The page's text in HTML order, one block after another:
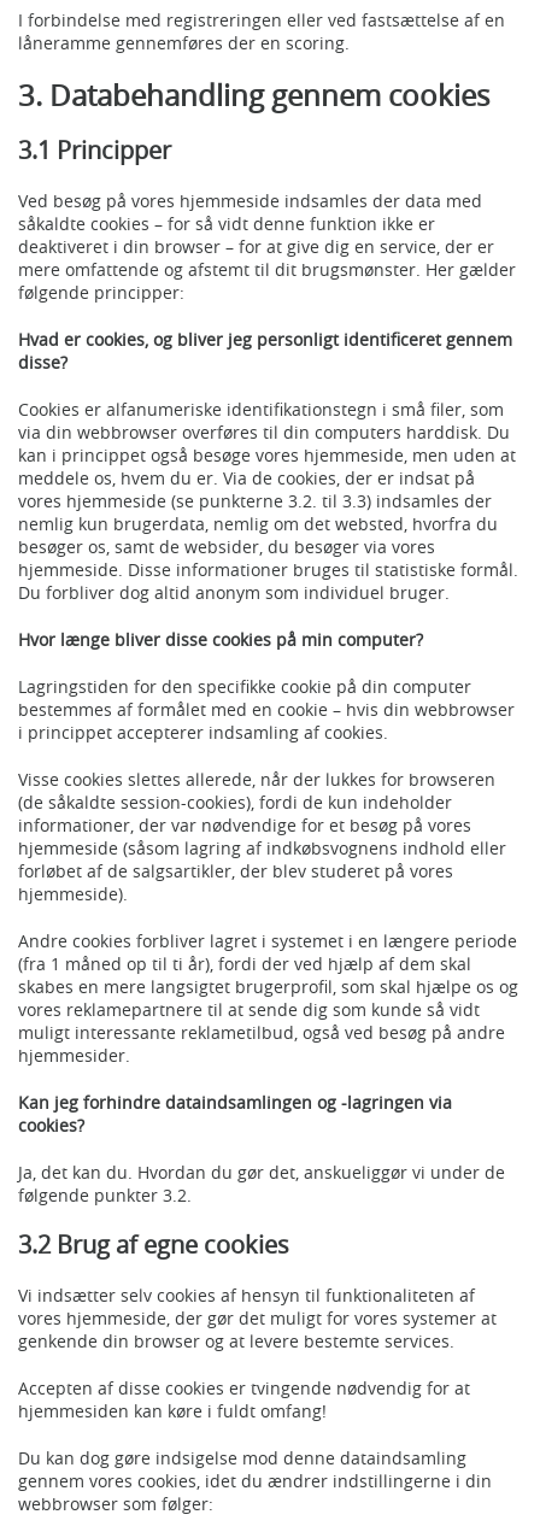
I forbindelse med registreringen eller ved fastsættelse af en
låneramme gennemføres der en scoring.
3. Databehandling gennem cookies
3.1 Principper
Ved besøg på vores hjemmeside indsamles der data med
såkaldte cookies – for så vidt denne funktion ikke er
deaktiveret i din browser – for at give dig en service, der er
mere omfattende og afstemt til dit brugsmønster. Her gælder
følgende principper:
Hvad er cookies, og bliver jeg personligt identificeret gennem
disse?
Cookies er alfanumeriske identifikationstegn i små filer, som
via din webbrowser overføres til din computers harddisk. Du
kan i princippet også besøge vores hjemmeside, men uden at
meddele os, hvem du er. Via de cookies, der er indsat på
vores hjemmeside (se punkterne 3.2. til 3.3) indsamles der
nemlig kun brugerdata, nemlig om det websted, hvorfra du
besøger os, samt de websider, du besøger via vores
hjemmeside. Disse informationer bruges til statistiske formål.
Du forbliver dog altid anonym som individuel bruger.
Hvor længe bliver disse cookies på min computer?
Lagringstiden for den specifikke cookie på din computer
bestemmes af formålet med en cookie – hvis din webbrowser
i princippet accepterer indsamling af cookies.
Visse cookies slettes allerede, når der lukkes for browseren
(de såkaldte session-cookies), fordi de kun indeholder
informationer, der var nødvendige for et besøg på vores
hjemmeside (såsom lagring af indkøbsvognens indhold eller
forløbet af de salgsartikler, der blev studeret på vores
hjemmeside).
Andre cookies forbliver lagret i systemet i en længere periode
(fra 1 måned op til ti år), fordi der ved hjælp af dem skal
skabes en mere langsigtet brugerprofil, som skal hjælpe os og
vores reklamepartnere til at sende dig som kunde så vidt
muligt interessante reklametilbud, også ved besøg på andre
hjemmesider.
Kan jeg forhindre dataindsamlingen og -lagringen via
cookies?
Ja, det kan du. Hvordan du gør det, anskueliggør vi under de
følgende punkter 3.2.
3.2 Brug af egne cookies
Vi indsætter selv cookies af hensyn til funktionaliteten af
vores hjemmeside, der gør det muligt for vores systemer at
genkende din browser og at levere bestemte services.
Accepten af disse cookies er tvingende nødvendig for at
hjemmesiden kan køre i fuldt omfang!
Du kan dog gøre indsigelse mod denne dataindsamling
gennem vores cookies, idet du ændrer indstillingerne i din
webbrowser som følger: